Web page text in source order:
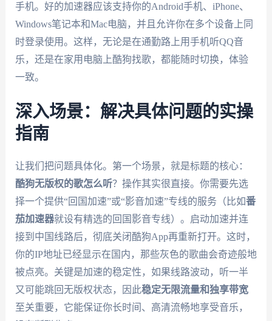
手机。好的加速器应该支持你的Android手机、iPhone、
Windows笔记本和Mac电脑，并且允许你在多个设备上同
时登录使用。这样，无论是在通勤路上用手机听QQ音
乐，还是在家用电脑上酷狗找歌，都能随时切换，体验
一致。
深入场景：解决具体问题的实操
指南
让我们把问题具体化。第一个场景，就是标题的核心：
酷狗无版权的歌怎么听？操作其实很直接。你需要先选
择一个提供“回国加速”或“影音加速”专线的服务（比如番
茄加速器就设有精选的回国影音专线）。启动加速并连
接到中国线路后，彻底关闭酷狗App再重新打开。这时，
你的IP地址已经显示在国内，那些灰色的歌曲会奇迹般地
被点亮。关键是加速的稳定性，如果线路波动，听一半
又可能跳回无版权状态，因此稳定无限流量和独享带宽
至关重要，它能保证你长时间、高清流畅地享受音乐，